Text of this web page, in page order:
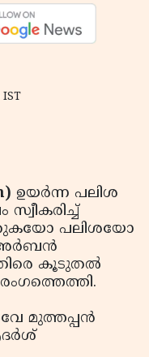
IST
ഉയര്‍ന്ന പലിശ
തുകയോ പലിശയോ
അര്‍ബന്‍
കൂടുതല്‍
മുത്തപ്പന്‍